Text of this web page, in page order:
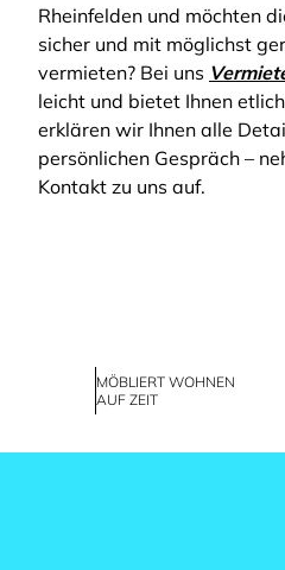
Rheinfelden und möchten
sicher und mit möglichst
vermieten? Bei uns
leicht und bietet Ihnen
erklären wir Ihnen alle
persönlichen Gespräch –
Kontakt zu uns auf.
MÖBLIERT WOHNEN
AUF ZEIT